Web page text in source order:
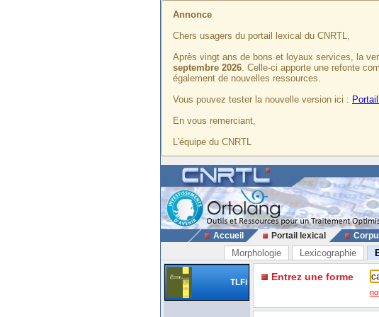
Annonce
Chers usagers du portail lexical du CNRTL,
Après vingt ans de bons et loyaux services, la
septembre 2026. Celle-ci apporte une refonte
également de nouvelles ressources.
Vous pouvez tester la nouvelle version ici :
En vous remerciant,
L'équipe du CNRTL
Accueil Portail lexical
Morphologie Lexicographie
TLFi Entrez une forme